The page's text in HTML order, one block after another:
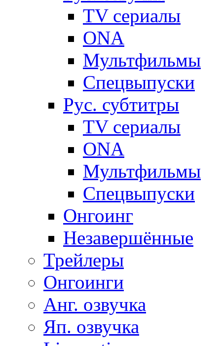
TV сериалы
ONA
Мультфильмы
Спецвыпуски
Рус. субтитры
TV сериалы
ONA
Мультфильмы
Спецвыпуски
Онгоинг
Незавершённые
Трейлеры
Онгоинги
Анг. озвучка
Яп. озвучка